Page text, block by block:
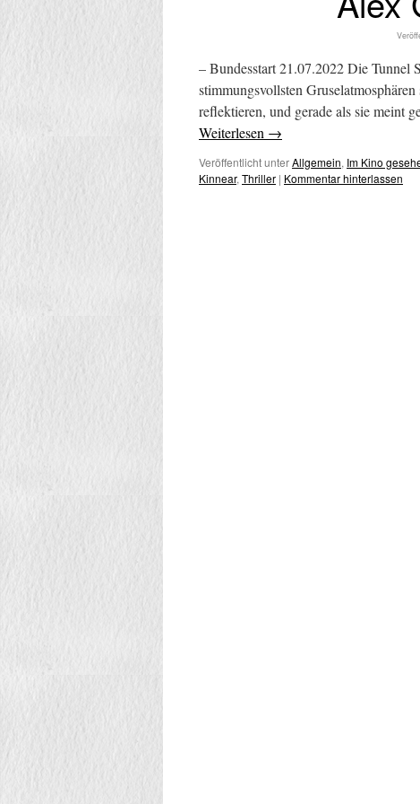
– Bundesstart 21.07.2022 Die Tunnel
stimmungsvollsten
reflektieren, und gerade als sie meint
Weiterlesen →
Veröffentlicht unterAllgemein, Im Kino
Kinnear, Thriller | Kommentar hinterlassen